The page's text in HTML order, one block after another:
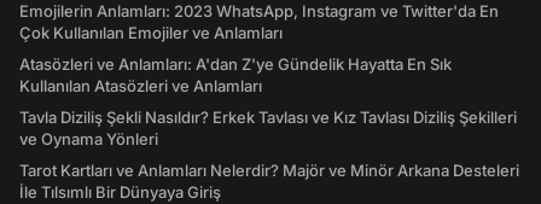
Emojilerin Anlamları: 2023 WhatsApp, Instagram ve Twitter'da En
Çok Kullanılan Emojiler ve Anlamları
Atasözleri ve Anlamları: A'dan Z'ye Gündelik Hayatta En Sık
Kullanılan Atasözleri ve Anlamları
Tavla Diziliş Şekli Nasıldır? Erkek Tavlası ve Kız Tavlası Diziliş Şekilleri
ve Oynama Yönleri
Tarot Kartları ve Anlamları Nelerdir? Majör ve Minör Arkana Desteleri
İle Tılsımlı Bir Dünyaya Giriş